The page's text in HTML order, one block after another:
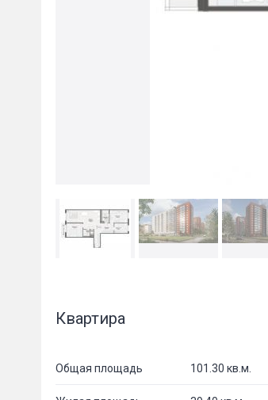
Квартира
Общая площадь 101.30 кв.м.